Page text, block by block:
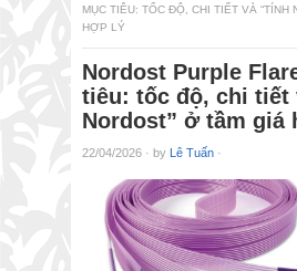
MỤC TIÊU: TỐC ĐỘ, CHI TIẾT VÀ “TÍNH
HỢP LÝ
Nordost Purple
tiêu: tốc độ, chi tiết
Nordost” ở tầm giá
22/04/2026 · by Lê Tuấn ·